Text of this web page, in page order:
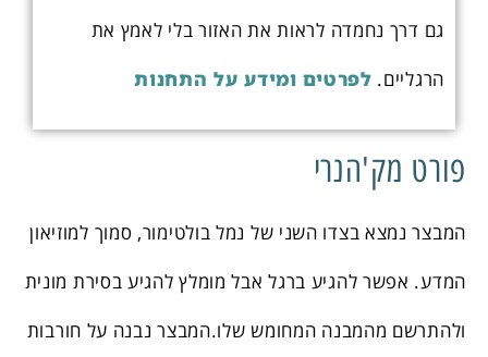
גם דרך נחמדה לראות את האזור בלי לאמץ את
הרגליים. לפרטים ומידע על התחנות
פורט מק'הנרי
המבצר נמצא בצדו השני של נמל בולטימור, סמוך למוזיאון
המדע. אפשר להגיע ברגל אבל מומלץ להגיע בסירת מונית
ולהתרשם מהמבנה המחומש שלו.המבצר נבנה על חורבות